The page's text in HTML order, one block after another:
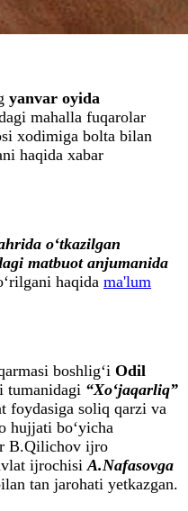
yanvar oyida
mahalla fuqarolar
xodimiga bolta bilan
haqida xabar
o‘tkazilgan
matbuot anjumanida
haqida ma'lum
boshlig‘i Odil
tumanidagi “Xo‘jaqarliq”
foydasiga soliq qarzi va
hujjati bo‘yicha
B.Qilichov ijro
ijrochisi A.Nafasovga
tan jarohati yetkazgan.